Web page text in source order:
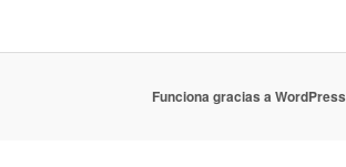
Funciona gracias a WordPress